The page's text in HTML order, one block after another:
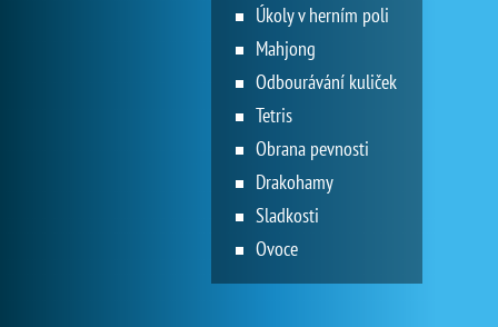
Úkoly v herním poli
Mahjong
Odbourávání kuliček
Tetris
Obrana pevnosti
Drakohamy
Sladkosti
Ovoce